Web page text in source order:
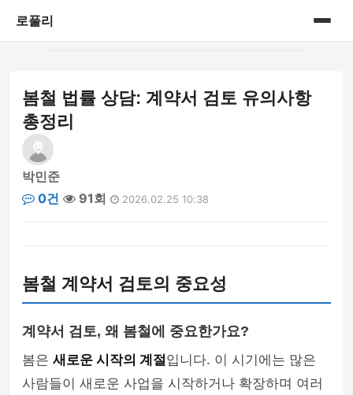
로풀리
게시판
봄철 법률 상담: 계약서 검토 유의사항
총정리
박민준
0건
91회 2026.02.25 10:38
봄철 계약서 검토의 중요성
계약서 검토, 왜 봄철에 중요한가요?
봄은 새로운 시작의 계절입니다. 이 시기에는 많은
사람들이 새로운 사업을 시작하거나 확장하며 여러